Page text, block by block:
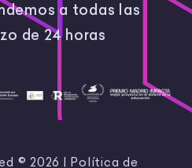
a todas las
de 24 horas
© 2026 | Política de